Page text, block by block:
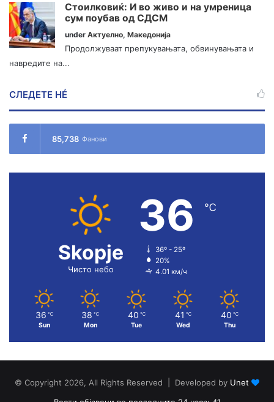
Стоилковиќ: И во живо и на умреница
сум поубав од СДСМ
under Актуелно, Македонија
Продолжуваат препукувањата, обвинувањата и
навредите на...
СЛЕДЕТЕ НÉ
85,738 Фанови
Skopje
Чисто небо
36 ℃
36º - 25º
20%
4.01 км/ч
36 ℃
Sun
38 ℃
Mon
40 ℃
Tue
41 ℃
Wed
40 ℃
Thu
© Copyright 2026, All Rights Reserved | Developed by Unet